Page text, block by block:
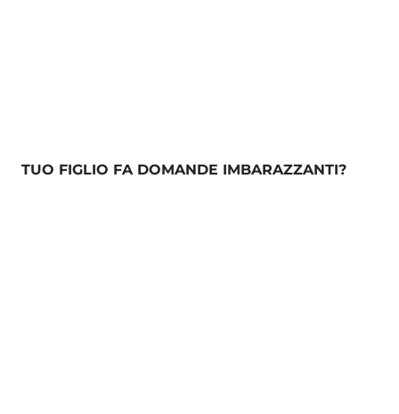
TUO FIGLIO FA DOMANDE IMBARAZZANTI?